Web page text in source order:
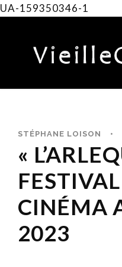
UA-159350346-1
STÉPHANE LOISON •
«
CINÉMA
2023